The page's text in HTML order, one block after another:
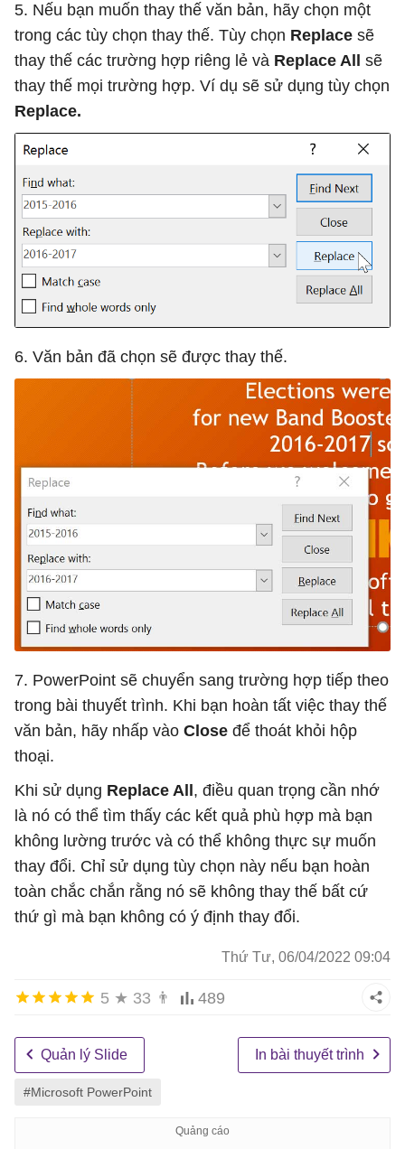
5. Nếu bạn muốn thay thế văn bản, hãy chọn một
trong các tùy chọn thay thế. Tùy chọn Replace sẽ
thay thế các trường hợp riêng lẻ và Replace All
sẽ
thay thế mọi trường hợp. Ví dụ sẽ sử dụng tùy chọn
Replace.
6. Văn bản đã chọn sẽ được thay thế.
7. PowerPoint sẽ chuyển sang trường hợp tiếp theo
trong bài thuyết trình. Khi bạn hoàn tất việc thay thế
văn bản, hãy nhấp vào Close để thoát khỏi hộp
thoại.
Khi sử dụng Replace All , điều quan trọng cần nhớ
là nó có thể tìm thấy các kết quả phù hợp mà bạn
không lường trước và có thể không thực sự muốn
thay đổi. Chỉ sử dụng tùy chọn này nếu bạn hoàn
toàn chắc chắn rằng nó sẽ không thay thế bất cứ
thứ gì mà bạn không có ý định thay đổi.
Thứ Tư, 06/04/2022 09:04
5 ★ 33 👨 489
Quản lý Slide In bài thuyết trình
#Microsoft PowerPoint